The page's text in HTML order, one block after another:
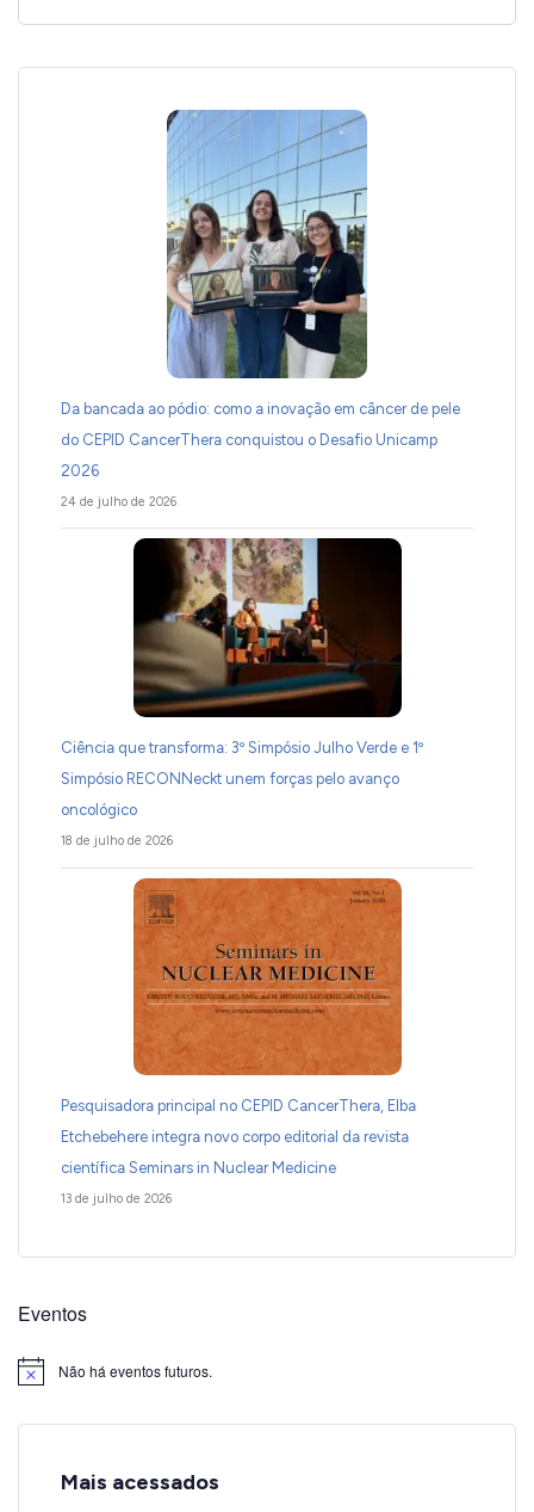
Da bancada ao pódio: como a inovação em câncer de pele
do CEPID CancerThera conquistou o Desafio Unicamp
2026
24 de julho de 2026
Ciência que transforma: 3º Simpósio Julho Verde e 1º
Simpósio RECONNeckt unem forças pelo avanço
oncológico
18 de julho de 2026
Pesquisadora principal no CEPID CancerThera, Elba
Etchebehere integra novo corpo editorial da revista
científica Seminars in Nuclear Medicine
13 de julho de 2026
Eventos
Notice Não há eventos futuros.
Mais acessados